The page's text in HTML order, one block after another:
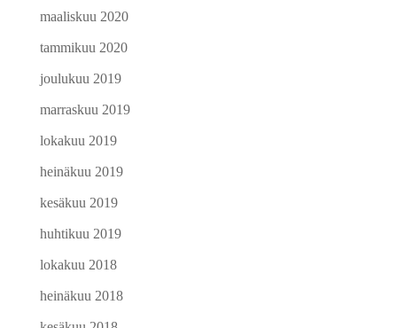
maaliskuu 2020
tammikuu 2020
joulukuu 2019
marraskuu 2019
lokakuu 2019
heinäkuu 2019
kesäkuu 2019
huhtikuu 2019
lokakuu 2018
heinäkuu 2018